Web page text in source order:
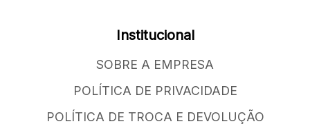
Institucional
SOBRE A EMPRESA
POLÍTICA DE PRIVACIDADE
POLÍTICA DE TROCA E DEVOLUÇÃO